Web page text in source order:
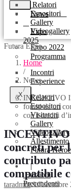
Relatori
Espositori
Gallery
Videogallery
Expo 2022
X
News
Expo
2025
Programma
Incontri
Experience
Relatori
Espositori
Visitatori
Gallery
Videogallery
Allestimento
Futura
|
Edizioni
Precendenti
Futura Expo
Home
/
News
/
INCENTIVO
forniti da un
con I crediti
concreti per
contributo
compatibile
taradmin 9 Dicembre